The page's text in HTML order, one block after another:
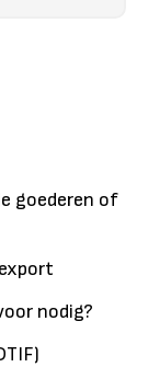
goederen of
nodig?